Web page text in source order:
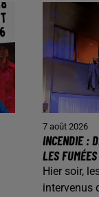
7 août 2026
INCENDIE :
LES
Hier soir,
intervenus